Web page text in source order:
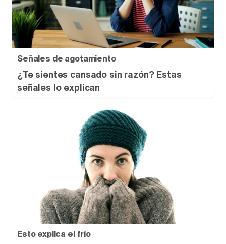
Señales de agotamiento
¿Te sientes cansado sin razón? Estas
señales lo explican
Esto explica el frío